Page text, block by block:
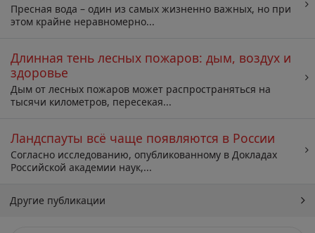
Пресная вода – один из самых жизненно важных, но при
этом крайне неравномерно...
Длинная тень лесных пожаров: дым, воздух и
здоровье
Дым от лесных пожаров может распространяться на
тысячи километров, пересекая...
Ландспауты всё чаще появляются в России
Согласно исследованию, опубликованному в Докладах
Российской академии наук,...
Другие публикации